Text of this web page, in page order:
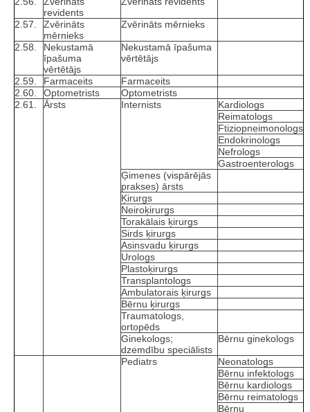
revidents
2.57.
Zvērināts
mērnieks
Zvērināts mērnieks
2.58.
Nekustamā
īpašuma
vērtētājs
Nekustamā īpašuma
vērtētājs
2.59. Farmaceits
Farmaceits
2.60.
Optometrists
Optometrists
2.61.
Ārsts Internists
Kardiologs
Reimatologs
Ftiziopneimonologs
Endokrinologs
Nefrologs
Gastroenterologs
Ģimenes (vispārējās
prakses) ārsts
Ķirurgs
Neiroķirurgs
Torakālais ķirurgs
Sirds ķirurgs
Asinsvadu ķirurgs
Urologs
Plastoķirurgs
Transplantologs
Ambulatorais ķirurgs
Bērnu ķirurgs
Traumatologs,
ortopēds
Ginekologs;
dzemdību speciālists
Bērnu ginekologs
Pediatrs
Neonatologs
Bērnu infektologs
Bērnu kardiologs
Bērnu reimatologs
Bērnu